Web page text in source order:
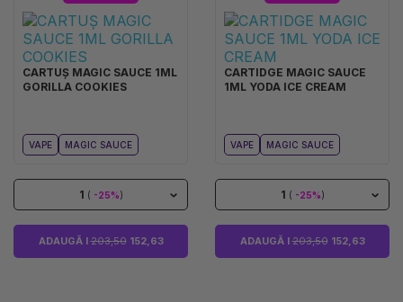
CARTUȘ MAGIC SAUCE 1ML
GORILLA COOKIES
VAPE MAGIC SAUCE
1 ( -25%)
ADAUGĂ I203,50152,63
CARTIDGE MAGIC SAUCE
1ML YODA ICE CREAM
VAPE MAGIC SAUCE
1 ( -25%)
ADAUGĂ I203,50152,63